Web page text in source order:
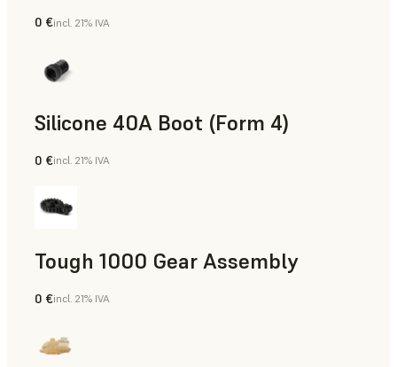
Ingeniería
0 €incl. 21% IVA
Silicone 40A Boot (Form 4)
Ingeniería
0 €incl. 21% IVA
Tough 1000 Gear Assembly
Ingeniería
0 €incl. 21% IVA